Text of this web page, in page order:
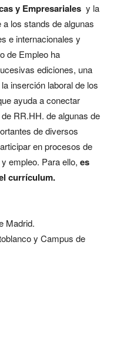
y Empresariales y la
a los stands de algunas
e internacionales y
de Empleo ha
ediciones, una
inserción laboral de los
ayuda a conectar
RR.HH. de algunas de
de diversos
en procesos de
empleo. Para ello, es
currículum.
Madrid.
y Campus de